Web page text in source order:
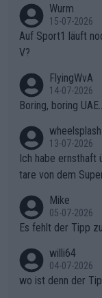
ser Phase darauf,
achführarbeit
r Pokereinsatz:
elbst zuzufahren,
arbeit
enau diese
finden und den
s Berges
sers Einbruch: Erst
ollering die
war das Loch zu
en.Teurer
Rückstand im
gibt. Diese Etappe
unkt dieser Tour in
einem harten
Wurm
15-07-2026
Auf Sport1 läuft
V?
FlyingWvA
14-07-2026
Boring, boring
wheelsplash
13-07-2026
Ich habe ernsthaft
tare von dem
r die gehört nicht in
Mike
05-07-2026
Es fehlt der Tipp
willi64
04-07-2026
wo ist denn der